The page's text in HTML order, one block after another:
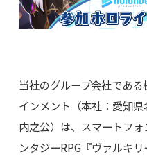
当社のグループ会社であ
インメント（本社：愛知
内之公）は、スマートフ
ンタジーRPG『ヴァルキ